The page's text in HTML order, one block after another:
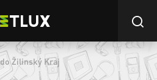
Žilinský Kraj